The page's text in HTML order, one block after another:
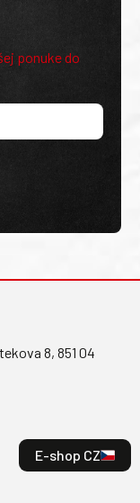
ponuke do
8, 851 04
E-shop CZ